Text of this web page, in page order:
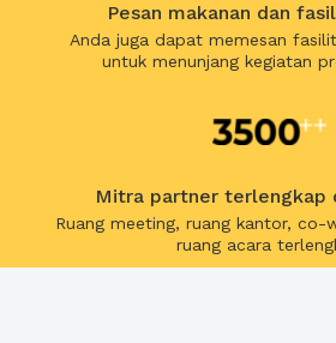
Pesan makanan dan
Anda juga dapat memesan
untuk menunjang kegiatan
Mitra partner terlengkap
Ruang meeting, ruang kantor, co-
ruang acara